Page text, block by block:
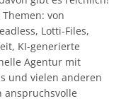
von
Lotti-Files,
KI-generierte
Agentur mit
und vielen anderen
anspruchsvolle